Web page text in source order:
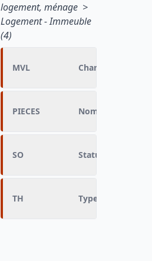
logement, ménage >
Logement - Immeuble
(4)
MVL Changement de
PIECES Nombre de
SO Statut
TH Type d'immeuble